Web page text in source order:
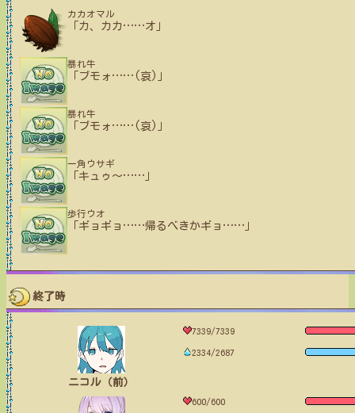
カカオマル
「カ、カカ……オ」
暴れ牛
「ブモォ …… (哀)」
暴れ牛
「ブモォ …… (哀)」
一角ウサギ
「キュゥ〜……
歩行ウオ
「ギョギョ ……帰るべきかギョ ……
終了時
ニコル（前）
7339/7339
2334/2687
600/600